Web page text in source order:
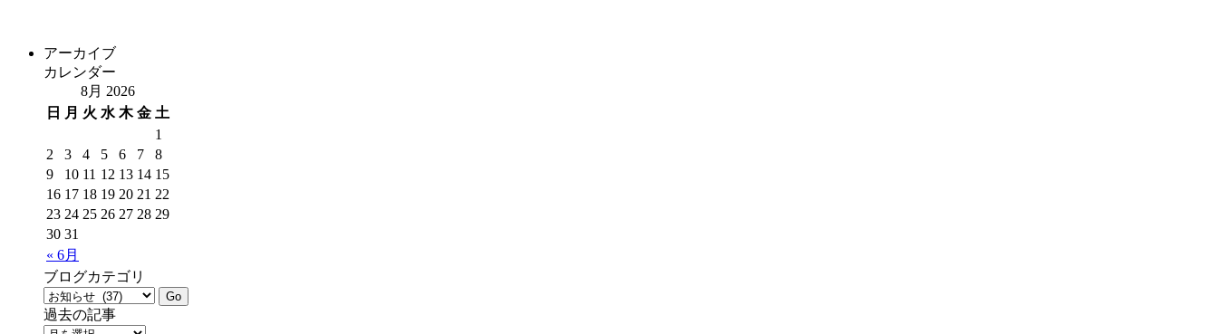
アーカイブ
カレンダー
8月 2026
日
月 火 水 木 金 土
« 6月
1
2
3 4 5 6 7
8
9
10 11 12 13 14 15
16 17 18 19 20 21 22
23 24 25 26 27 28 29
30 31
ブログカテゴリ
過去の記事